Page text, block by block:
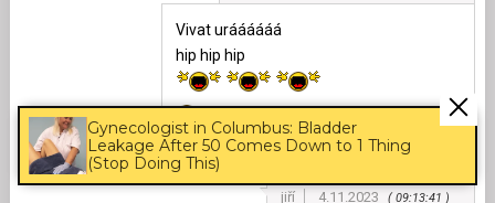
Vivat uráááááá
hip hip hip
jiří 4.11.2023 09:13:41
Gynecologist in Columbus: Bladder
Leakage After 50 Comes Down to 1 Thing
(Stop Doing This)